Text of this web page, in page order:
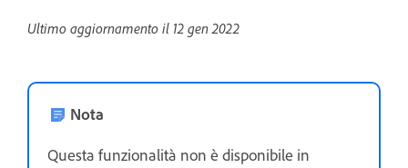
Ultimo aggiornamento il 12 gen 2022
Nota
Questa funzionalità non è disponibile in